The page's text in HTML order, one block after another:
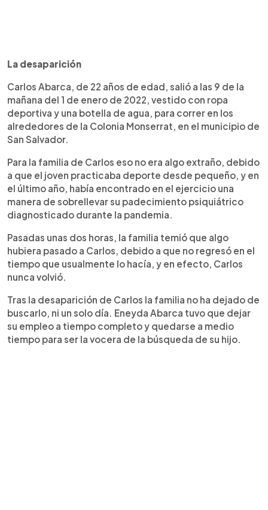
La desaparición
Carlos Abarca, de 22 años de edad, salió a las 9 de la
mañana del 1 de enero de 2022, vestido con ropa
deportiva y una botella de agua, para correr en los
alrededores de la Colonia Monserrat, en el municipio de
San Salvador.
Para la familia de Carlos eso no era algo extraño, debido
a que el joven practicaba deporte desde pequeño, y en
el último año, había encontrado en el ejercicio una
manera de sobrellevar su padecimiento psiquiátrico
diagnosticado durante la pandemia.
Pasadas unas dos horas, la familia temió que algo
hubiera pasado a Carlos, debido a que no regresó en el
tiempo que usualmente lo hacía, y en efecto, Carlos
nunca volvió.
Tras la desaparición de Carlos la familia no ha dejado de
buscarlo, ni un solo día. Eneyda Abarca tuvo que dejar
su empleo a tiempo completo y quedarse a medio
tiempo para ser la vocera de la búsqueda de su hijo.